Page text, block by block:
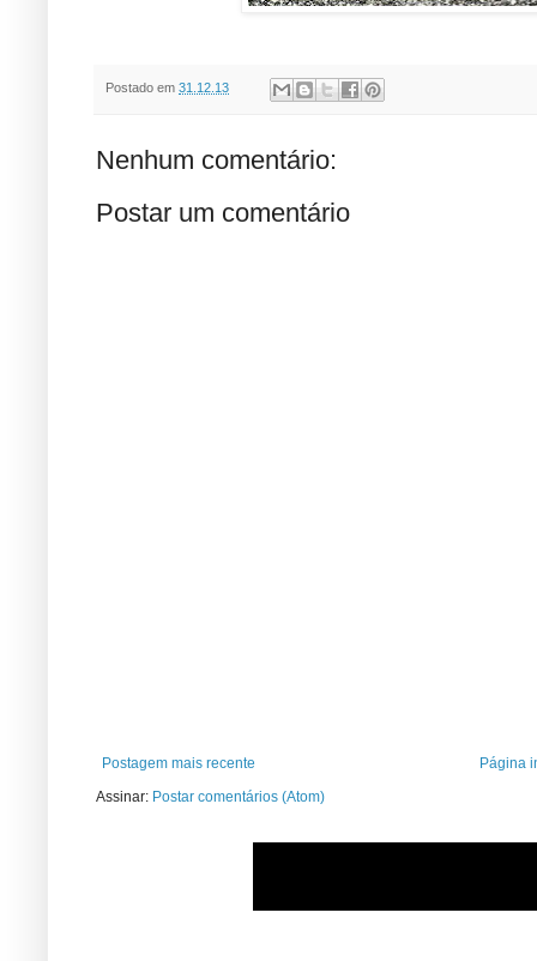
Postado em 31.12.13
Nenhum comentário:
Postar um comentário
Postagem mais recente
Página
Assinar: Postar comentários (Atom)